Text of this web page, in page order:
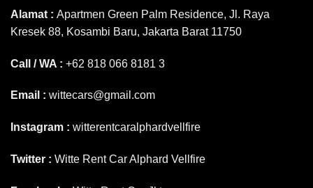
Alamat : Apartmen Green Palm Residence, Jl. Raya
Kresek 88, Kosambi Baru, Jakarta Barat 11750
Call / WA : +62 818 066 8181 3
Email : wittecars@gmail.com
Instagram : witterentcaralphardvellfire
Twitter : Witte Rent Car Alphard Vellfire